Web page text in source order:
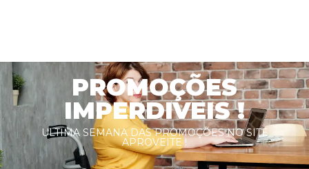
PROMOÇÕES
IMPERDIVEIS !
ULTIMA SEMANA DAS PROMOÇÕES NO SITE
APROVEITE !